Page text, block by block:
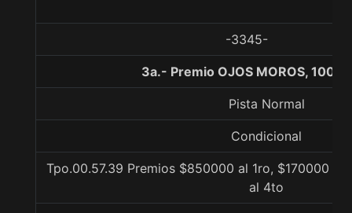
-3345-
3a.- Premio OJOS MOROS, 1000
Pista Normal
Condicional
Tpo.00.57.39 Premios $850000 al 1ro, $170000
al 4to